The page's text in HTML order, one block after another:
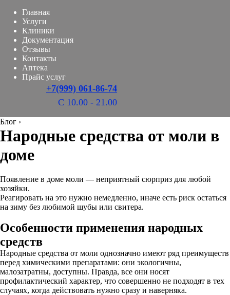
Главная
Услуги
Клиники
Документация
Отзывы
Контакты
Аптека
Прайс услуг
+7(999) 061-86-74
С 10.00 - 21.00
Блог ›
Народные средства от моли в
доме
Появление в доме моли — неприятный сюрприз для любой
хозяйки.
Реагировать на это нужно немедленно, иначе есть риск остаться
на зиму без любимой шубы или свитера.
Особенности применения народных
средств
Народные средства от моли однозначно имеют ряд преимуществ
перед химическими препаратами: они экологичны,
малозатратны, доступны. Правда, все они носят
профилактический характер, что совершенно не подходят в тех
случаях, когда действовать нужно сразу и наверняка.